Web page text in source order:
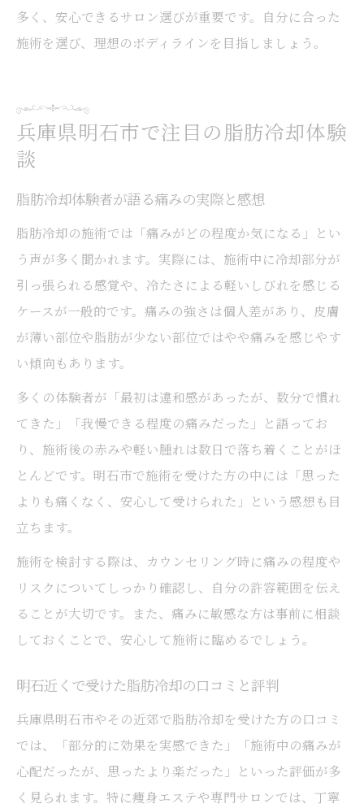
多く、安心できるサロン選びが重要です。自分に合った
施術を選び、理想のボディラインを目指しましょう。
兵庫県明石市で注目の脂肪冷却体験
談
脂肪冷却体験者が語る痛みの実際と感想
脂肪冷却の施術では「痛みがどの程度か気になる」とい
う声が多く聞かれます。実際には、施術中に冷却部分が
引っ張られる感覚や、冷たさによる軽いしびれを感じる
ケースが一般的です。痛みの強さは個人差があり、皮膚
が薄い部位や脂肪が少ない部位ではやや痛みを感じやす
い傾向もあります。
多くの体験者が「最初は違和感があったが、数分で慣れ
てきた」「我慢できる程度の痛みだった」と語ってお
り、施術後の赤みや軽い腫れは数日で落ち着くことがほ
とんどです。明石市で施術を受けた方の中には「思った
よりも痛くなく、安心して受けられた」という感想も目
立ちます。
施術を検討する際は、カウンセリング時に痛みの程度や
リスクについてしっかり確認し、自分の許容範囲を伝え
ることが大切です。また、痛みに敏感な方は事前に相談
しておくことで、安心して施術に臨めるでしょう。
明石近くで受けた脂肪冷却の口コミと評判
兵庫県明石市やその近郊で脂肪冷却を受けた方の口コミ
では、「部分的に効果を実感できた」「施術中の痛みが
心配だったが、思ったより楽だった」といった評価が多
く見られます。特に痩身エステや専門サロンでは、丁寧